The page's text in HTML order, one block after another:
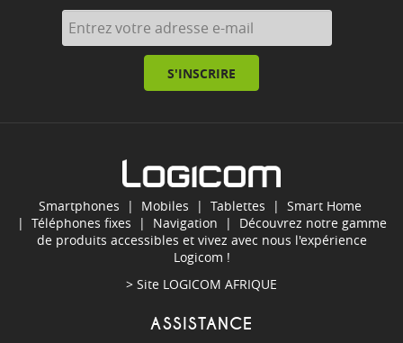
S'INSCRIRE
Smartphones | Mobiles | Tablettes | Smart Home
| Téléphones fixes | Navigation | Découvrez notre gamme
de produits accessibles et vivez avec nous l'expérience
Logicom !
> Site LOGICOM AFRIQUE
ASSISTANCE